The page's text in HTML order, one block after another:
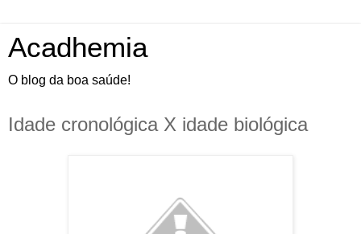
Acadhemia
O blog da boa saúde!
Idade cronológica X idade biológica